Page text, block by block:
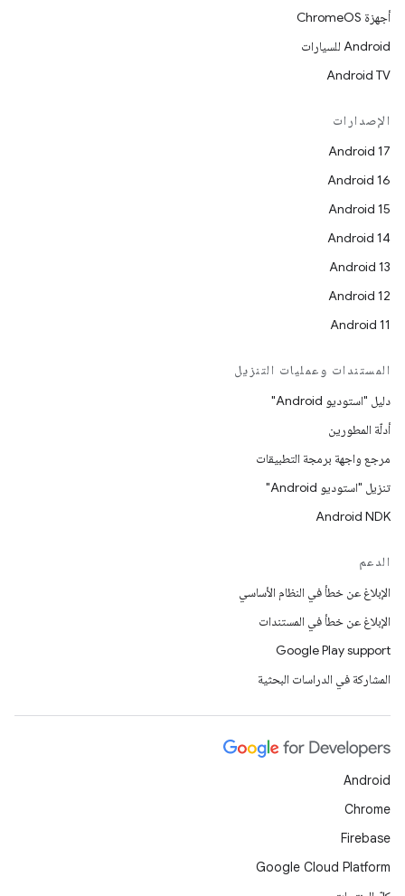
أجهزة ChromeOS
Android للسيارات
Android TV
الإصدارات
Android 17
Android 16
Android 15
Android 14
Android 13
Android 12
Android 11
المستندات وعمليات التنزيل
دليل "استوديو Android"
أدلّة المطورين
مرجع واجهة برمجة التطبيقات
تنزيل "استوديو Android"
Android NDK
الدعم
الإبلاغ عن خطأ في النظام الأساسي
الإبلاغ عن خطأ في المستندات
Google Play support
المشاركة في الدراسات البحثية
Android
Chrome
Firebase
Google Cloud Platform